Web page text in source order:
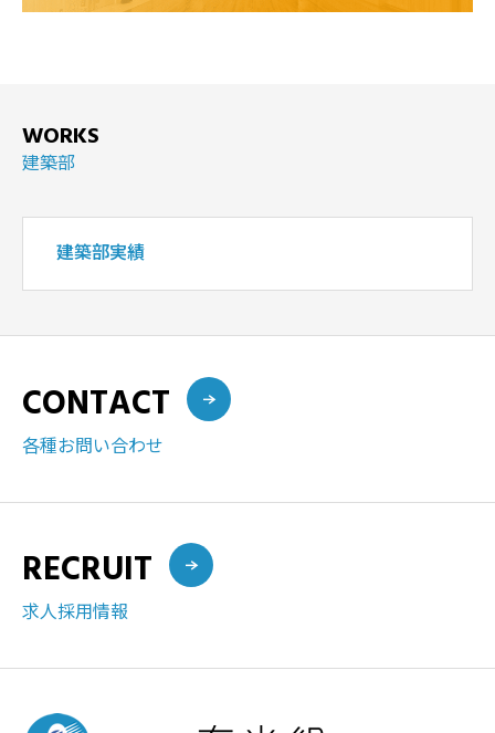
WORKS
建築部
建築部実績
CONTACT
各種お問い合わせ
RECRUIT
求人採用情報